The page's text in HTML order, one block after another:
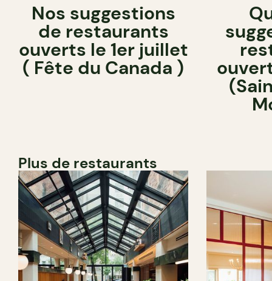
Nos suggestions
de restaurants
ouverts le 1er juillet
( Fête du Canada )
Plus de restaurants